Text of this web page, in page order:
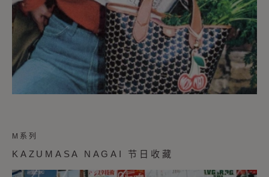
M系列
KAZUMASA NAGAI 节日收藏